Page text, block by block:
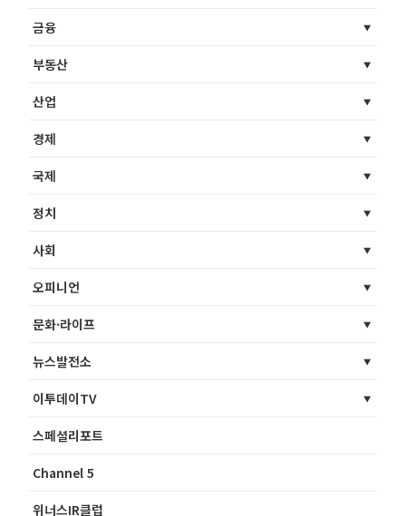
금융
부동산
산업
경제
국제
정치
사회
오피니언
문화·라이프
뉴스발전소
이투데이TV
스페셜리포트
Channel 5
위너스IR클럽